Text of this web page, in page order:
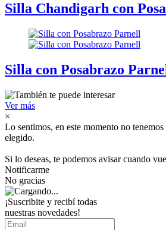
Silla Chandigarh con
Silla con Posabrazo
Ver más
×
Lo sentimos, en este momento no
elegido.
Si lo deseas, te podemos avisar cuando
Notificarme
No gracias
¡Suscribite y recibí todas
nuestras novedades!